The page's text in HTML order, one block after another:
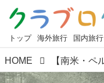
トップ 海外旅行 国内旅行
HOME